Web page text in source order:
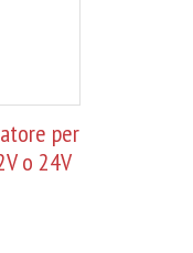
per
o 24V